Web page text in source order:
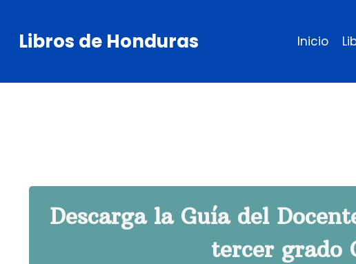
contenido
Libros de Honduras Inicio
Descarga la Guía del
tercer grado